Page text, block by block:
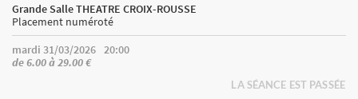
Grande Salle THEATRE CROIX-ROUSSE
Placement numéroté
mardi 31/03/2026 20:00
de 6.00 à 29.00 €
LA SÉANCE EST PASSÉE